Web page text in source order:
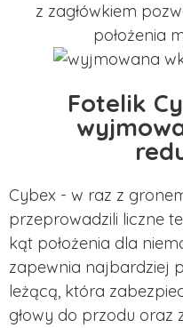
z zagłówkiem
położenia
Fotelik
Cybex - w raz z
przeprowadzili liczne
kąt położenia dla
zapewnia najbardziej
leżącą, która
głowy do przodu oraz